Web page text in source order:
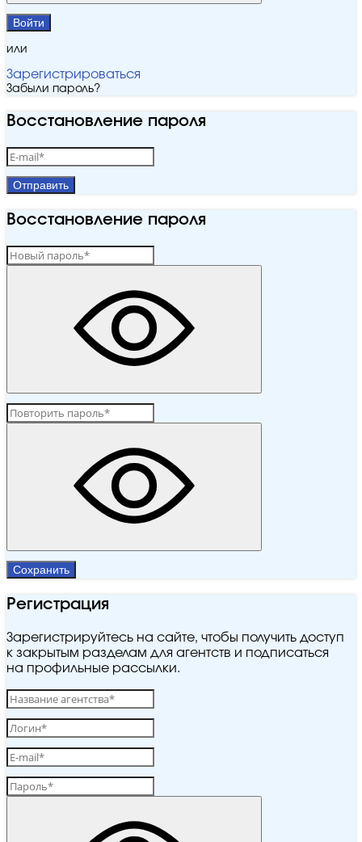
Войти
или
Зарегистрироваться
Забыли пароль?
Восстановление пароля
Отправить
Восстановление пароля
Сохранить
Регистрация
Зарегистрируйтесь на сайте, чтобы получить доступ
к закрытым разделам для агентств и подписаться
на профильные рассылки.